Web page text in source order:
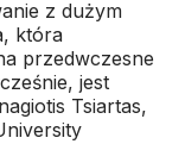
z dużym
która
przedwczesne
jest
Tsiartas,